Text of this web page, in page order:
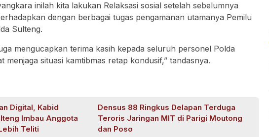
inilah kita lakukan Relaksasi sosial setelah sebelumnya
dengan berbagai tugas pengamanan utamanya Pemilu
Sulteng.
mengucapkan terima kasih kepada seluruh personel Polda
menjaga situasi kamtibmas retap kondusif,” tandasnya.
Digital, Kabid
Imbau Anggota
Teliti
Densus 88 Ringkus Delapan Terduga
Teroris Jaringan MIT di Parigi Moutong
dan Poso